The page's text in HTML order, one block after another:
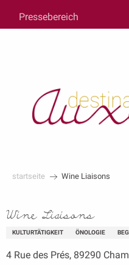
contenu
principal
Pressebereich
startseite Wine Liaisons
Wine Liaisons
KULTURTÄTIGKEIT ÖNOLOGIE
4 Rue des Prés, 89290